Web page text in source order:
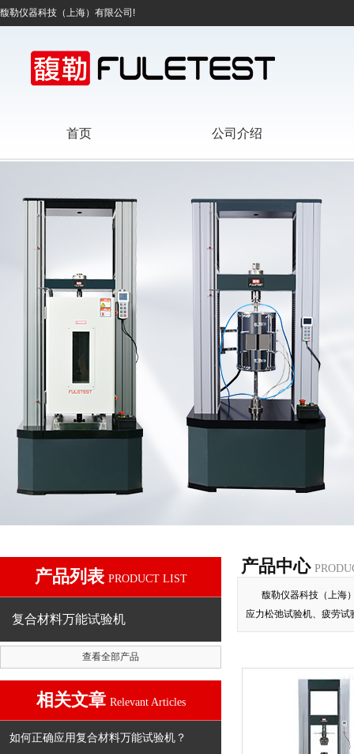
馥勒仪器科技（上海）有限公司!
首页 公司介绍
产品列表 PRODUCT LIST
复合材料万能试验机
查看全部产品
相关文章 Relevant Articles
如何正确应用复合材料万能试验机？
产品中心
馥勒仪器科技（上海
应力松弛试验机、疲劳